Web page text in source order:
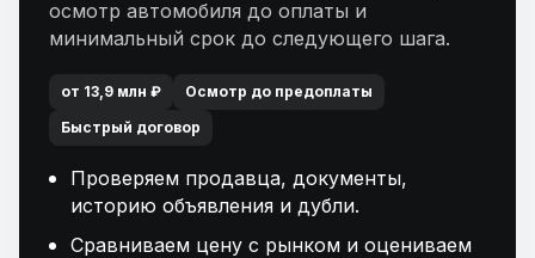
осмотр автомобиля до оплаты и
минимальный срок до следующего шага.
от 13,9 млн ₽
Осмотр до предоплаты
Быстрый договор
Проверяем продавца, документы,
историю объявления и дубли.
Сравниваем цену с рынком и оцениваем